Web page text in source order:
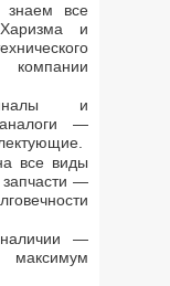
все
и
и
—
все виды
—
—